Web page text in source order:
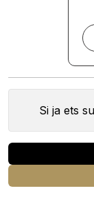
Si ja ets